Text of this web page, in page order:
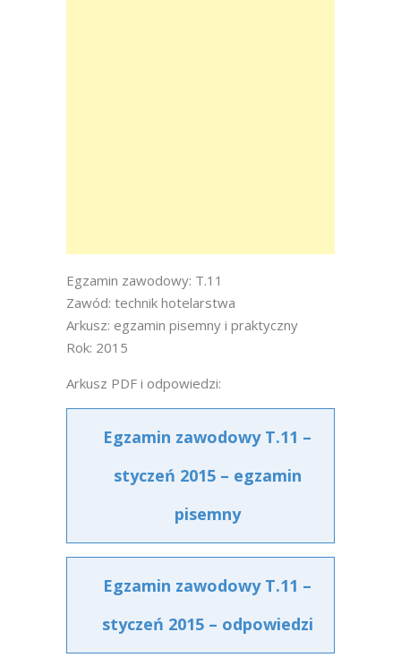
Egzamin zawodowy: T.11
Zawód: technik hotelarstwa
Arkusz: egzamin pisemny i praktyczny
Rok: 2015
Arkusz PDF i odpowiedzi:
Egzamin zawodowy T.11 –
styczeń 2015 – egzamin
pisemny
Egzamin zawodowy T.11 –
styczeń 2015 – odpowiedzi